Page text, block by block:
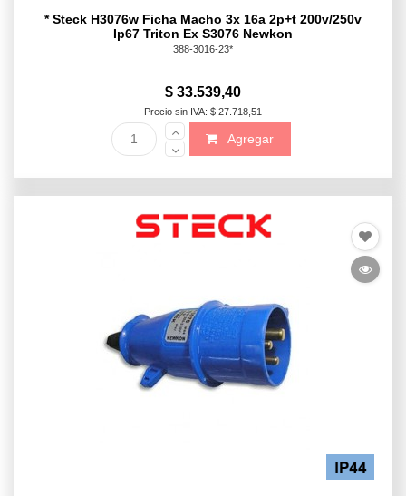
* Steck H3076w Ficha Macho 3x 16a 2p+t 200v/250v
Ip67 Triton Ex S3076 Newkon
388-3016-23*
$ 33.539,40
Precio sin IVA: $ 27.718,51
Agregar